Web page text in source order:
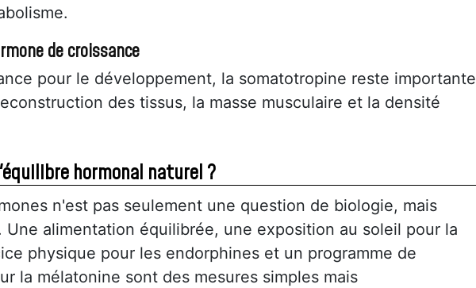
de croissance
pour le développement, la somatotropine reste importante
des tissus, la masse musculaire et la densité
hormonal naturel ?
n'est pas seulement une question de biologie, mais
Une alimentation équilibrée, une exposition au soleil pour la
physique pour les endorphines et un programme de
la mélatonine sont des mesures simples mais